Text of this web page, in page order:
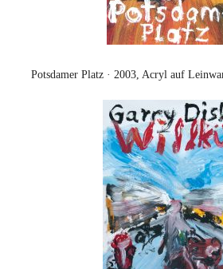
Potsdamer Platz · 2003, Acryl auf